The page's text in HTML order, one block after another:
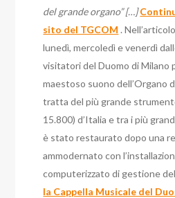
del grande organo” […]
sito del TGCOM .
lunedì, mercoledì e venerdì
visitatori del Duomo di Milano
maestoso suono dell’Organo
tratta del più grande
15.800) d’Italia e tra i più
è stato restaurato dopo una
ammodernato con
computerizzato di gestione
la Cappella Musicale del